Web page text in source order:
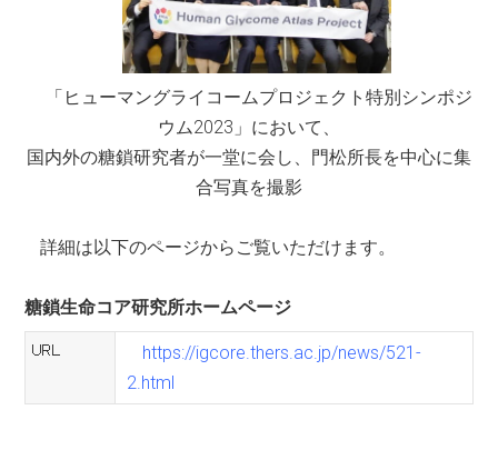
「ヒューマングライコームプロジェクト特別シンポジ
ウム2023」において、
国内外の糖鎖研究者が一堂に会し、門松所長を中心に集
合写真を撮影
詳細は以下のページからご覧いただけます。
糖鎖生命コア研究所ホームページ
https://igcore.thers.ac.jp/news/521-
2.html